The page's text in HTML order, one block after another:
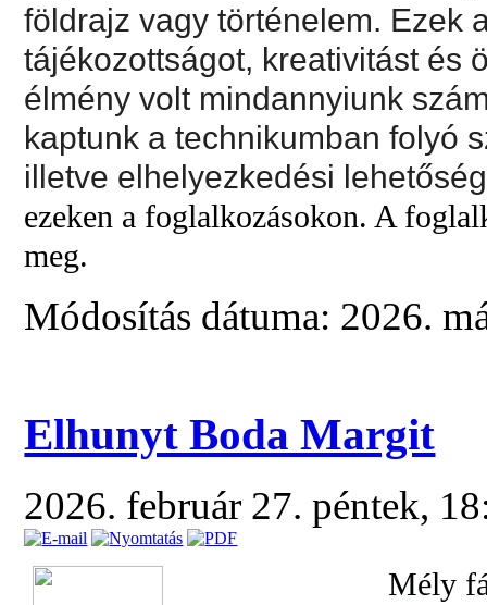
földrajz vagy történelem. Ezek
tájékozottságot, kreativitást és
élmény volt mindannyiunk
kaptunk a technikumban folyó
illetve elhelyezkedési
ezeken a foglalkozásokon. A
meg.
Módosítás dátuma: 2026.
Elhunyt Boda Margit
2026. február 27. péntek,
Mély